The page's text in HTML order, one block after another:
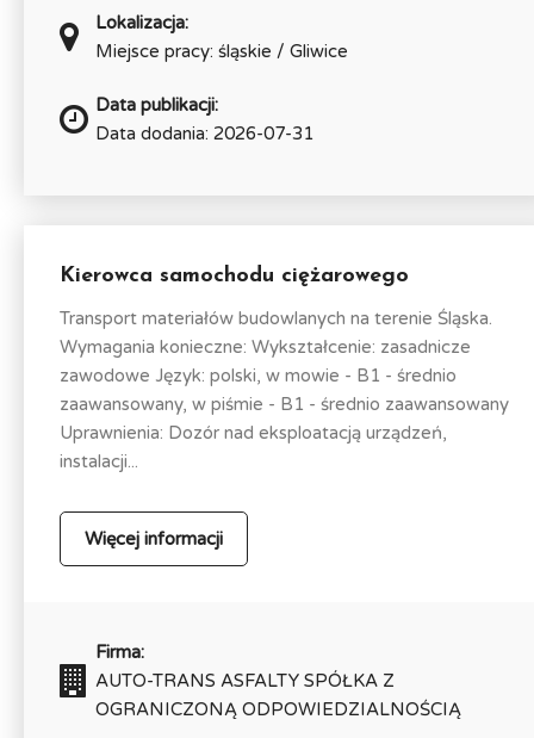
Lokalizacja:
Miejsce pracy: śląskie / Gliwice
Data publikacji:
Data dodania: 2026-07-31
Kierowca samochodu ciężarowego
Transport materiałów budowlanych na terenie Śląska.
Wymagania konieczne: Wykształcenie: zasadnicze
zawodowe Język: polski, w mowie - B1 - średnio
zaawansowany, w piśmie - B1 - średnio zaawansowany
Uprawnienia: Dozór nad eksploatacją urządzeń,
instalacji...
Więcej informacji
Firma:
AUTO-TRANS ASFALTY SPÓŁKA Z
OGRANICZONĄ ODPOWIEDZIALNOŚCIĄ